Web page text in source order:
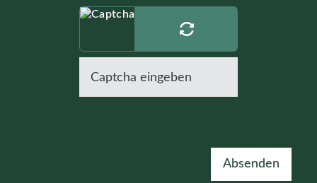
Absenden